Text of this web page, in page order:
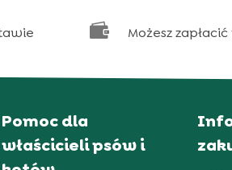
 Możesz
Pomoc dla
właścicieli psów i